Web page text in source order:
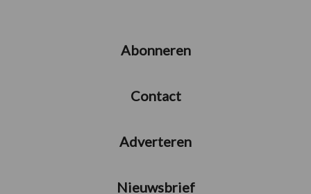
Abonneren
Contact
Adverteren
Nieuwsbrief